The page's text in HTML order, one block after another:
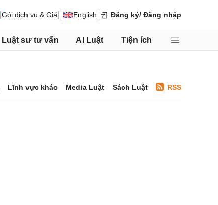
Gói dịch vụ & Giá English Đăng ký/ Đăng nhập
Luật sư tư vấn AI Luật Tiện ích
Lĩnh vực khác Media Luật Sách Luật RSS